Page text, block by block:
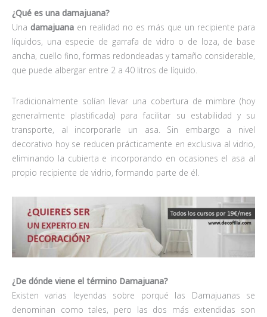
¿Qué es una damajuana?
Una damajuana en realidad no es más que un recipiente para
líquidos, una especie de garrafa de vidro o de loza, de base
ancha, cuello fino, formas redondeadas y tamaño considerable,
que puede albergar entre 2 a 40 litros de líquido.
Tradicionalmente solían llevar una cobertura de mimbre (hoy
generalmente plastificada) para facilitar su estabilidad y su
transporte, al incorporarle un asa. Sin embargo a nivel
decorativo hoy se reducen prácticamente en exclusiva al vidrio,
eliminando la cubierta e incorporando en ocasiones el asa al
propio recipiente de vidrio, formando parte de él.
¿De dónde viene el término Damajuana?
Existen varias leyendas sobre porqué las Damajuanas se
denominan como tales, pero las dos más extendidas son